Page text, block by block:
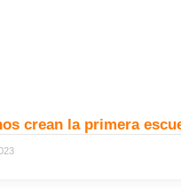
crean la primera